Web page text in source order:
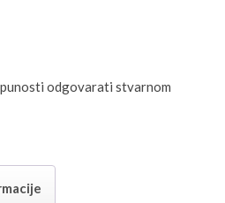
odgovarati stvarnom